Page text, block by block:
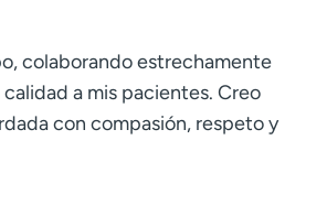
colaborando estrechamente
a mis pacientes. Creo
con compasión, respeto y